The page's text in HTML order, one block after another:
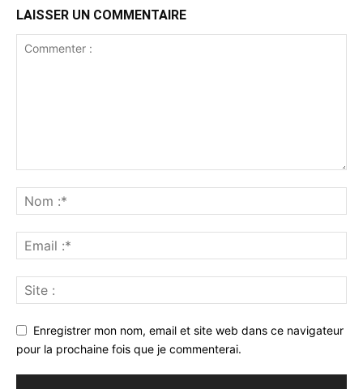
LAISSER UN COMMENTAIRE
Enregistrer mon nom, email et site web dans ce navigateur
pour la prochaine fois que je commenterai.